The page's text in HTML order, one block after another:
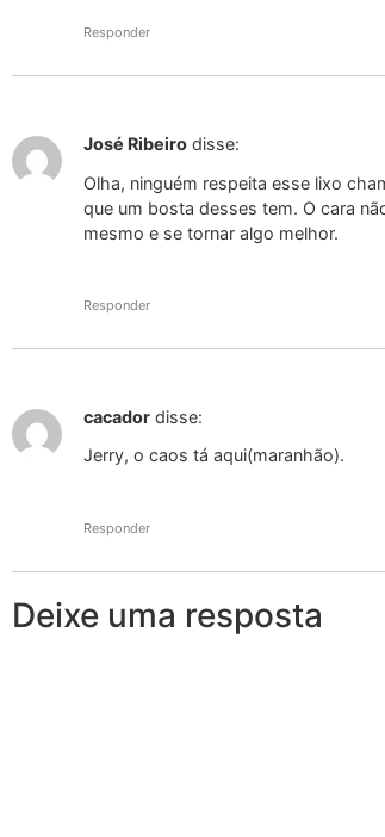
Responder
José Ribeiro disse:
Olha, ninguém respeita esse lixo
que um bosta desses tem. O cara
mesmo e se tornar algo melhor.
Responder
cacador disse:
Jerry, o caos tá aqui(maranhão).
Responder
Deixe uma resposta